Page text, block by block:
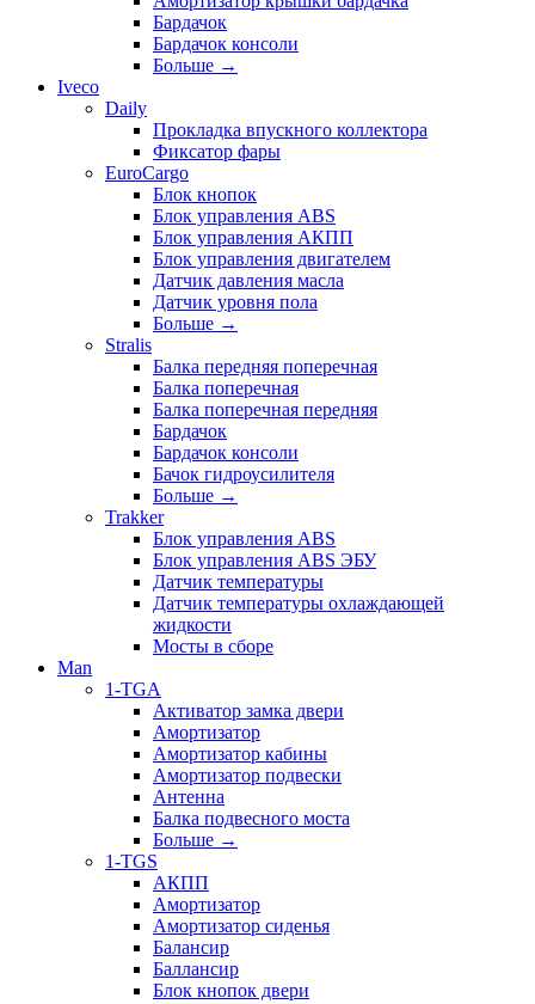
Бардачок
Бардачок консоли
Больше →
Iveco
Daily
Прокладка впускного коллектора
Фиксатор фары
EuroCargo
Блок кнопок
Блок управления ABS
Блок управления АКПП
Блок управления двигателем
Датчик давления масла
Датчик уровня пола
Больше →
Stralis
Балка передняя поперечная
Балка поперечная
Балка поперечная передняя
Бардачок
Бардачок консоли
Бачок гидроусилителя
Больше →
Trakker
Блок управления ABS
Блок управления ABS ЭБУ
Датчик температуры
Датчик температуры охлаждающей
жидкости
Мосты в сборе
Man
1-TGA
Активатор замка двери
Амортизатор
Амортизатор кабины
Амортизатор подвески
Антенна
Балка подвесного моста
Больше →
1-TGS
АКПП
Амортизатор
Амортизатор сиденья
Балансир
Баллансир
Блок кнопок двери